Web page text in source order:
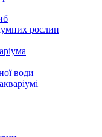
рослин
води